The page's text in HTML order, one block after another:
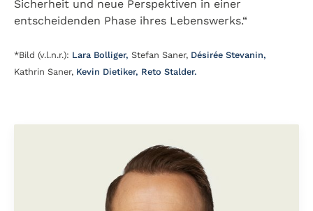
Sicherheit und neue Perspektiven in einer
entscheidenden Phase ihres Lebenswerks.“
*Bild (v.l.n.r.): Lara Bolliger, Stefan Saner, Désirée Stevanin,
Kathrin Saner, Kevin Dietiker, Reto Stalder.